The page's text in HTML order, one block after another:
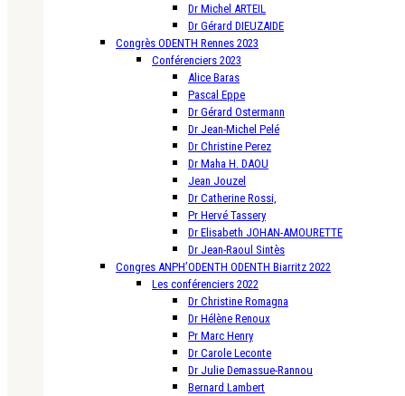
Dr Michel ARTEIL
Dr Gérard DIEUZAIDE
Congrès ODENTH Rennes 2023
Conférenciers 2023
Alice Baras
Pascal Eppe
Dr Gérard Ostermann
Dr Jean-Michel Pelé
Dr Christine Perez
Dr Maha H. DAOU
Jean Jouzel
Dr Catherine Rossi,
Pr Hervé Tassery
Dr Elisabeth JOHAN-AMOURETTE
Dr Jean-Raoul Sintès
Congres ANPH’ODENTH ODENTH Biarritz 2022
Les conférenciers 2022
Dr Christine Romagna
Dr Hélène Renoux
Pr Marc Henry
Dr Carole Leconte
Dr Julie Demassue-Rannou
Bernard Lambert